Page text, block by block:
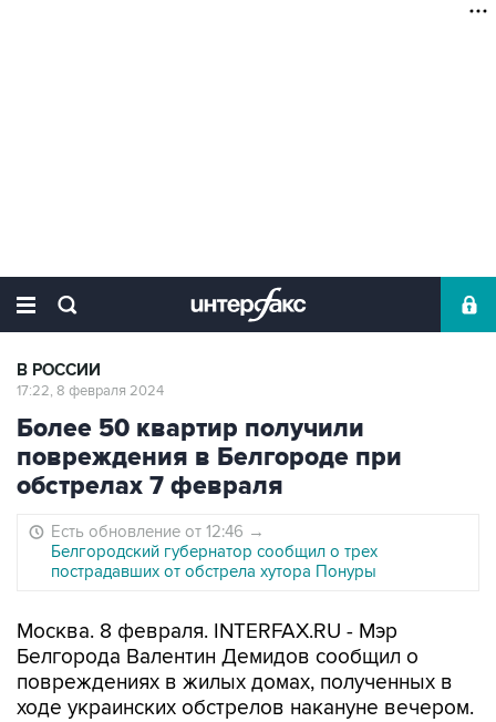
В РОССИИ
17:22, 8 февраля 2024
Более 50 квартир получили
повреждения в Белгороде при
обстрелах 7 февраля
Есть обновление от 12:46 →
Белгородский губернатор сообщил о трех
пострадавших от обстрела хутора Понуры
Москва. 8 февраля. INTERFAX.RU - Мэр
Белгорода Валентин Демидов сообщил о
повреждениях в жилых домах, полученных в
ходе украинских обстрелов накануне вечером.